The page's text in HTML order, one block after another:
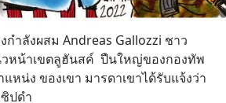
ำลังผสม Andreas Gallozzi ชาว
วหน้าเขตลูฮันสค์  ปืนใหญ่ของกองทัพ
หน่ง ของเขา มารดาเขาได้รับแจ้งว่า
ปดำ